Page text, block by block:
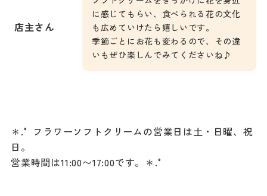
店主さん
に感じてもらい、食べられる花の文化
も広めていけたら嬉しいです。
季節ごとにお花も変わるので、その違
いもぜひ楽しんでみてくださいね♪
＊.° フラワーソフトクリームの営業日は土・日曜、祝
日。
営業時間は11:00〜17:00です。＊.°